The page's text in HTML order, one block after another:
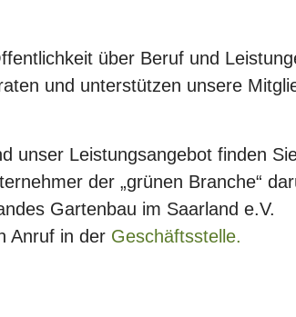
über Beruf und
und unterstützen unsere
unser Leistungsangebot finden
der „grünen Branche“
Gartenbau im Saarland e.V.
Anruf in der Geschäftsstelle.